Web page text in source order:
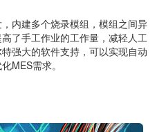
内建多个烧录模组，模组之间异
了手工作业的工作量，减轻人工
强大的软件支持，可以实现自动
MES需求。